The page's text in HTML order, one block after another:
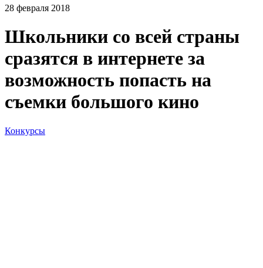
28 февраля 2018
Школьники со всей страны
сразятся в интернете за
возможность попасть на
съемки большого кино
Конкурсы